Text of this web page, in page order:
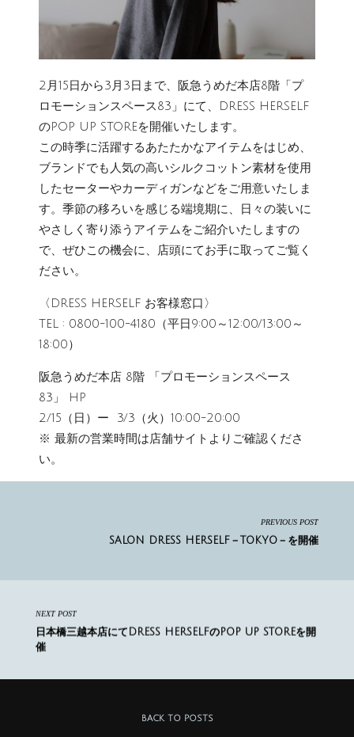
2月15日から3月3日まで、阪急うめだ本店8階「プ
ロモーションスペース83」にて、DRESS HERSELF
のPOP UP STOREを開催いたします。
この時季に活躍するあたたかなアイテムをはじめ、
ブランドでも人気の高いシルクコットン素材を使用
したセーターやカーディガンなどをご用意いたしま
す。季節の移ろいを感じる端境期に、日々の装いに
やさしく寄り添うアイテムをご紹介いたしますの
で、ぜひこの機会に、店頭にてお手に取ってご覧く
ださい。
〈DRESS HERSELF お客様窓口〉
TEL : 0800-100-4180（平日9:00～12:00/13:00～
18:00）
阪急うめだ本店 8階 「プロモーションスペース
83」
HP
2/15（日）ー 3/3（火）10:00-20:00
※ 最新の営業時間は店舗サイトよりご確認くださ
い。
PREVIOUS POST
SALON DRESS HERSELF－TOKYO－を開催
NEXT POST
日本橋三越本店にてDRESS HERSELFのPOP UP STOREを開
催
BACK TO POSTS